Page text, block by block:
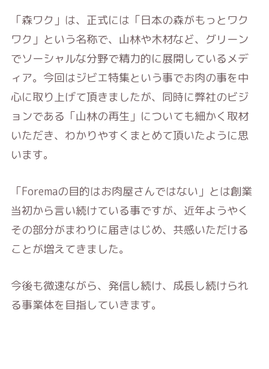
「森ワク」は、正式には「日本の森がもっとワク
ワク」という名称で、山林や木材など、グリーン
でソーシャルな分野で精力的に展開しているメデ
ィア。今回はジビエ特集という事でお肉の事を中
心に取り上げて頂きましたが、同時に弊社のビジ
ョンである「山林の再生」についても細かく取材
いただき、わかりやすくまとめて頂いたように思
います。
「Foremaの目的はお肉屋さんではない」とは創業
当初から言い続けている事ですが、近年ようやく
その部分がまわりに届きはじめ、共感いただける
ことが増えてきました。
今後も微速ながら、発信し続け、成長し続けられ
る事業体を目指していきます。